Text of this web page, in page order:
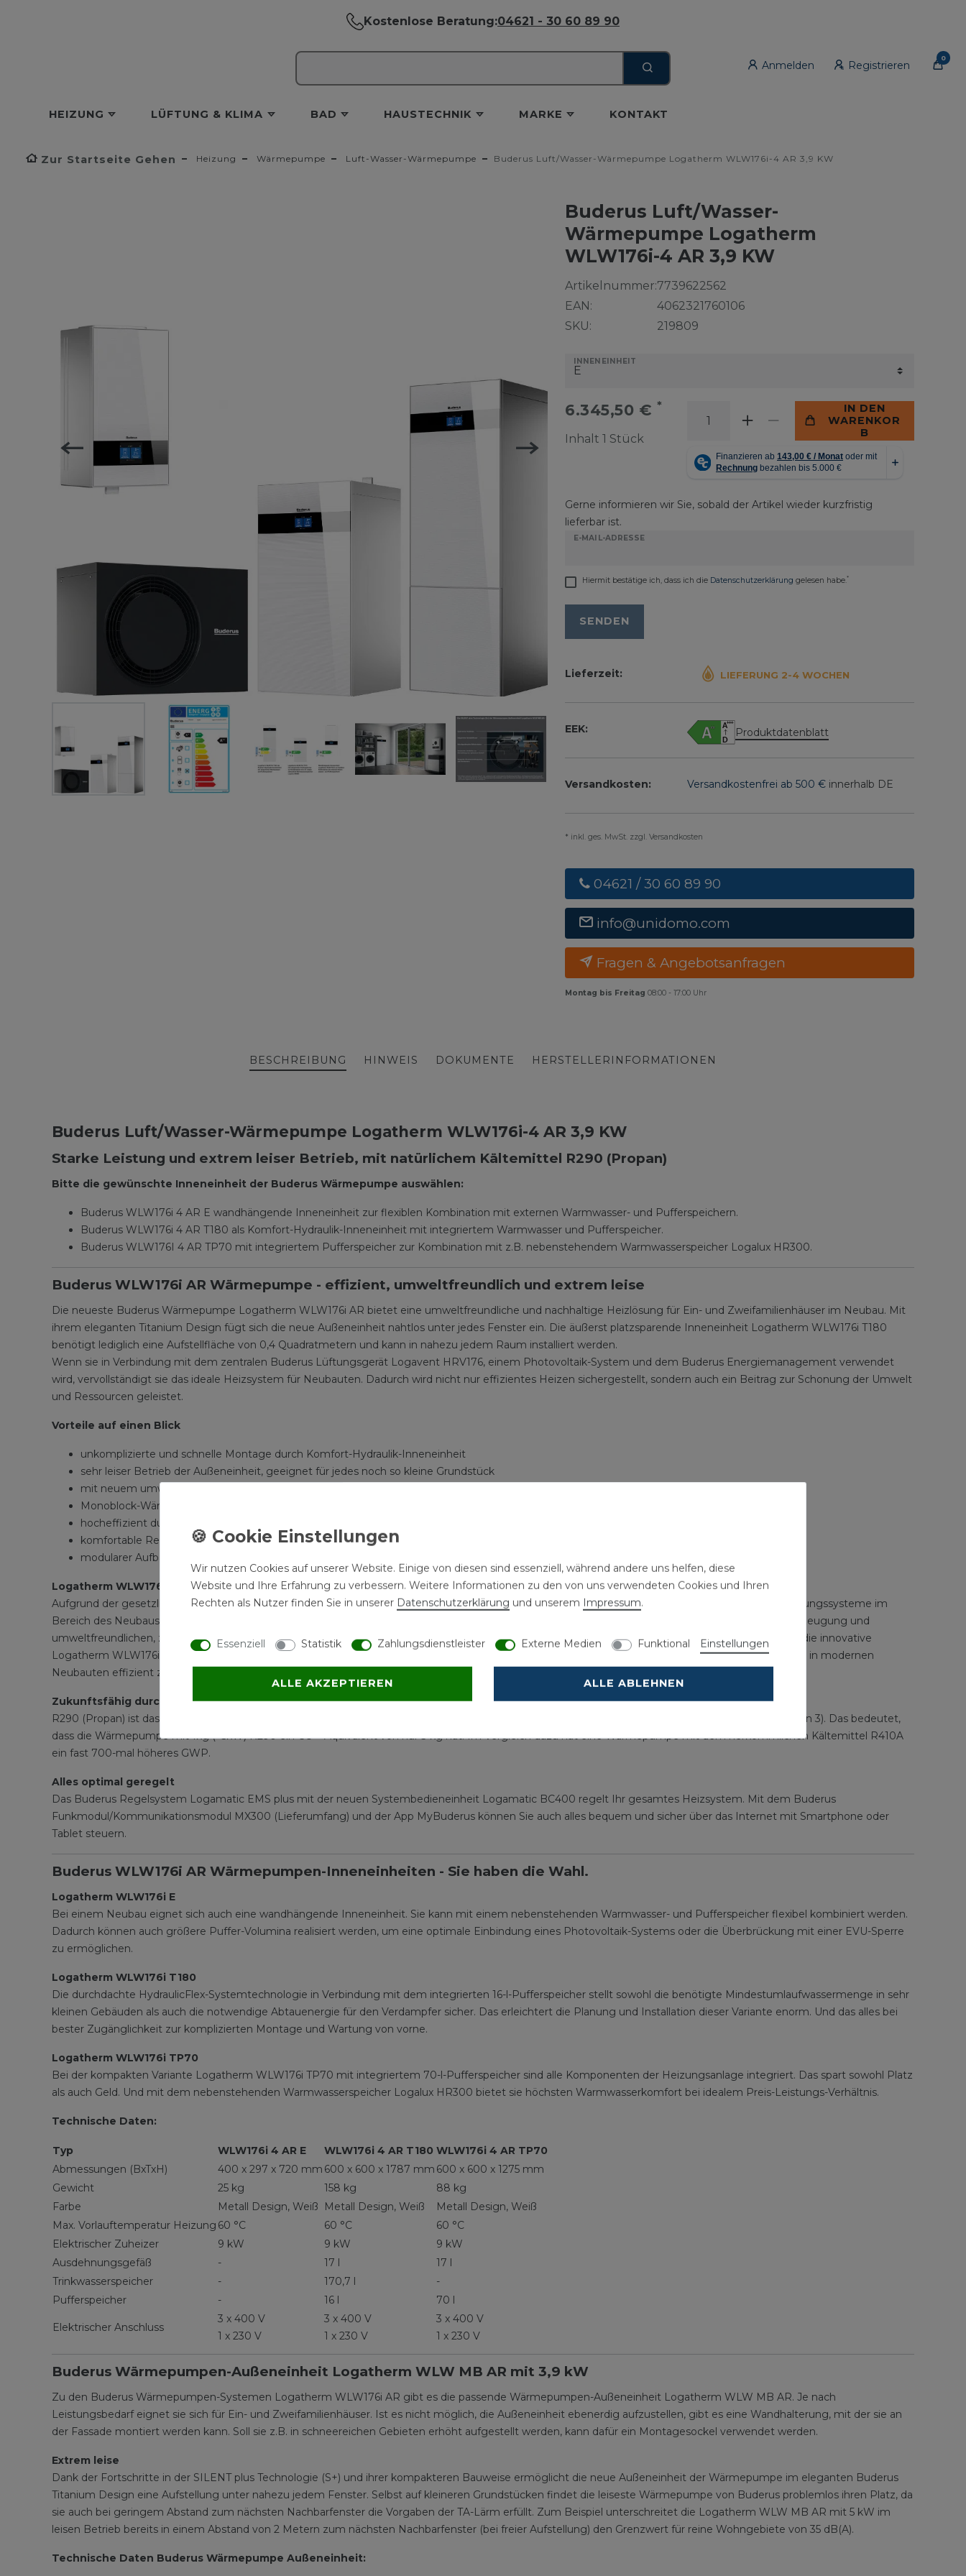
Kostenlose Beratung:04621 - 30 60 89 90
Anmelden Registrieren
0
HEIZUNG LÜFTUNG & KLIMA BAD HAUSTECHNIK MARKE KONTAKT
Zur Startseite Gehen Heizung Wärmepumpe Luft-Wasser-Wärmepumpe Buderus Luft/Wasser-Wärmepumpe Logatherm WLW176i-4 AR 3,9 KW
Buderus Luft/Wasser-
Wärmepumpe Logatherm
WLW176i-4 AR 3,9 KW
Artikelnummer:
EAN:
SKU:
7739622562
4062321760106
219809
INNENEINHEIT
6.345,50 € *
Inhalt 1 Stück
IN DEN
WARENKOR
B
Gerne informieren wir Sie, sobald der Artikel wieder kurzfristig
lieferbar ist.
E-MAIL-ADRESSE
Hiermit bestätige ich, dass ich die Daten­schutz­erklärung gelesen habe.*
SENDEN
Lieferzeit: LIEFERUNG 2-4 WOCHEN
EEK: Produktdatenblatt
Versandkosten: Versandkostenfrei ab 500 € innerhalb DE
* inkl. ges. MwSt. zzgl. Versandkosten
04621 / 30 60 89 90
info@unidomo.com
Fragen & Angebotsanfragen
Montag bis Freitag 08:00 - 17:00 Uhr
BESCHREIBUNG HINWEIS DOKUMENTE HERSTELLERINFORMATIONEN
Buderus Luft/Wasser-Wärmepumpe Logatherm WLW176i-4 AR 3,9 KW
Starke Leistung und extrem leiser Betrieb, mit natürlichem Kältemittel R290 (Propan)
Bitte die gewünschte Inneneinheit der Buderus Wärmepumpe auswählen:
Buderus WLW176i 4 AR E wandhängende Inneneinheit zur flexiblen Kombination mit externen Warmwasser- und Pufferspeichern.
Buderus WLW176i 4 AR T180 als Komfort-Hydraulik-Inneneinheit mit integriertem Warmwasser und Pufferspeicher.
Buderus WLW176I 4 AR TP70 mit integriertem Pufferspeicher zur Kombination mit z.B. nebenstehendem Warmwasserspeicher Logalux HR300.
Buderus WLW176i AR Wärmepumpe - effizient, umweltfreundlich und extrem leise
Die neueste Buderus Wärmepumpe Logatherm WLW176i AR bietet eine umweltfreundliche und nachhaltige Heizlösung für Ein- und Zweifamilienhäuser im Neubau. Mit
ihrem eleganten Titanium Design fügt sich die neue Außeneinheit nahtlos unter jedes Fenster ein. Die äußerst platzsparende Inneneinheit Logatherm WLW176i T180
benötigt lediglich eine Aufstellfläche von 0,4 Quadratmetern und kann in nahezu jedem Raum installiert werden.
Wenn sie in Verbindung mit dem zentralen Buderus Lüftungsgerät Logavent HRV176, einem Photovoltaik-System und dem Buderus Energiemanagement verwendet
wird, vervollständigt sie das ideale Heizsystem für Neubauten. Dadurch wird nicht nur effizientes Heizen sichergestellt, sondern auch ein Beitrag zur Schonung der Umwelt
und Ressourcen geleistet.
Vorteile auf einen Blick
unkomplizierte und schnelle Montage durch Komfort-Hydraulik-Inneneinheit
sehr leiser Betrieb der Außeneinheit, geeignet für jedes noch so kleine Grundstück
mit neuem umweltfreundlichen Kältemittel R290 (Propan)
Monoblock-Wärmepumpen-Außeneinheit zum Heizen und Kühlen
hocheffizient durch Drehzahlregelung und Inverter-Technologie
komfortable Regelung mit neuer Systembedieneinheit Logamatic BC400
modularer Aufbau und flexible Installation für jeden Anwendungsfall
Logatherm WLW176i AR – die Neubauvariante
Aufgrund der gesetzlichen Vorgaben, wie dem Gebäudeenergiegesetz (GEG) und den Effizienzhausstandards, spielen Heizungs-, Kühlungs- und Lüftungssysteme im
Bereich des Neubaus eine entscheidende Rolle. Neben der Bereitstellung eines komfortablen Raumklimas wächst die Nachfrage nach Eigenstromerzeugung und
umweltfreundlichen, zukunftssicheren Systemen kontinuierlich. Um diesen Anforderungen gerecht zu werden, wurde speziell für Neubauimmobilien die innovative
Logatherm WLW176i AR entwickelt. Diese bietet zwei bodenstehende Inneneinheiten sowie eine wandhängende Variante, um Heizung und Kühlung in modernen
Neubauten effizient zu gewährleisten.
Zukunftsfähig durch umweltfreundliches Kältemittel
R290 (Propan) ist das zukunftssichere und umweltfreundliche Kältemittel. Als natürliches Gas hat es ein extrem niedriges Treibhauspotenzial (GWP von 3). Das bedeutet,
dass die Wärmepumpe mit 1kg (~5kW) R290 ein CO² -Äquivalent von nur 3 kg hat. Im Vergleich dazu hat eine Wärmepumpe mit dem herkömmlichen Kältemittel R410A
ein fast 700-mal höheres GWP.
Alles optimal geregelt
Das Buderus Regelsystem Logamatic EMS plus mit der neuen Systembedieneinheit Logamatic BC400 regelt Ihr gesamtes Heizsystem. Mit dem Buderus
Funkmodul/Kommunikationsmodul MX300 (Lieferumfang) und der App MyBuderus können Sie auch alles bequem und sicher über das Internet mit Smartphone oder
Tablet steuern.
Buderus WLW176i AR Wärmepumpen-Inneneinheiten - Sie haben die Wahl.
Logatherm WLW176i E
Bei einem Neubau eignet sich auch eine wandhängende Inneneinheit. Sie kann mit einem nebenstehenden Warmwasser- und Pufferspeicher flexibel kombiniert werden.
Dadurch können auch größere Puffer-Volumina realisiert werden, um eine optimale Einbindung eines Photovoltaik-Systems oder die Überbrückung mit einer EVU-Sperre
zu ermöglichen.
Logatherm WLW176i T180
Die durchdachte HydraulicFlex-Systemtechnologie in Verbindung mit dem integrierten 16-l-Pufferspeicher stellt sowohl die benötigte Mindestumlaufwassermenge in sehr
kleinen Gebäuden als auch die notwendige Abtauenergie für den Verdampfer sicher. Das erleichtert die Planung und Installation dieser Variante enorm. Und das alles bei
bester Zugänglichkeit zur komplizierten Montage und Wartung von vorne.
Logatherm WLW176i TP70
Bei der kompakten Variante Logatherm WLW176i TP70 mit integriertem 70-l-Pufferspeicher sind alle Komponenten der Heizungsanlage integriert. Das spart sowohl Platz
als auch Geld. Und mit dem nebenstehenden Warmwasserspeicher Logalux HR300 bietet sie höchsten Warmwasserkomfort bei idealem Preis-Leistungs-Verhältnis.
Technische Daten:
Typ WLW176i 4 AR E WLW176i 4 AR T180 WLW176i 4 AR TP70
Abmessungen (BxTxH)
400 x 297 x 720 mm 600 x 600 x 1787 mm 600 x 600 x 1275 mm
Gewicht
25 kg 158 kg
88 kg
Farbe
Metall Design, Weiß Metall Design, Weiß
Metall Design, Weiß
Max. Vorlauftemperatur Heizung 60 °C 60 °C
60 °C
Elektrischer Zuheizer
9 kW 9 kW
9 kW
Ausdehnungsgefäß
- 17 l
17 l
Trinkwasserspeicher
- 170,7 l
-
Pufferspeicher
- 16 l 70 l
Elektrischer Anschluss
3 x 400 V
1 x 230 V
3 x 400 V
1 x 230 V
3 x 400 V
1 x 230 V
Buderus Wärmepumpen-Außeneinheit Logatherm WLW MB AR mit 3,9 kW
Zu den Buderus Wärmepumpen-Systemen Logatherm WLW176i AR gibt es die passende Wärmepumpen-Außeneinheit Logatherm WLW MB AR. Je nach
Leistungsbedarf eignet sie sich für Ein- und Zweifamilienhäuser. Ist es nicht möglich, die Außeneinheit ebenerdig aufzustellen, gibt es eine Wandhalterung, mit der sie an
der Fassade montiert werden kann. Soll sie z.B. in schneereichen Gebieten erhöht aufgestellt werden, kann dafür ein Montagesockel verwendet werden.
Extrem leise
Dank der Fortschritte in der SILENT plus Technologie (S+) und ihrer kompakteren Bauweise ermöglicht die neue Außeneinheit der Wärmepumpe im eleganten Buderus
Titanium Design eine Aufstellung unter nahezu jedem Fenster. Selbst auf kleineren Grundstücken findet die leiseste Wärmepumpe von Buderus problemlos ihren Platz, da
sie auch bei geringem Abstand zum nächsten Nachbarfenster die Vorgaben der TA-Lärm erfüllt. Zum Beispiel unterschreitet die Logatherm WLW MB AR mit 5 kW im
leisen Betrieb bereits in einem Abstand von 2 Metern zum nächsten Nachbarfenster (bei freier Aufstellung) den Grenzwert für reine Wohngebiete von 35 dB(A).
Technische Daten Buderus Wärmepumpe Außeneinheit:
Wir nutzen Cookies auf unserer Website. Einige von diesen sind essenziell, während andere uns helfen, diese
Website und Ihre Erfahrung zu verbessern. Weitere Informationen zu den von uns verwendeten Cookies und Ihren
Rechten als Nutzer finden Sie in unserer Daten­schutz­erklärung und unserem Impressum.
Essenziell Statistik Zahlungsdienstleister Externe Medien Funktional Einstellungen
ALLE AKZEPTIEREN ALLE ABLEHNEN